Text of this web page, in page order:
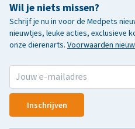
Wil je niets missen?
Schrijf je nu in voor de Medpets
nieuwtjes, leuke acties, exclusieve
onze dierenarts. Voorwaarden
Inschrijven